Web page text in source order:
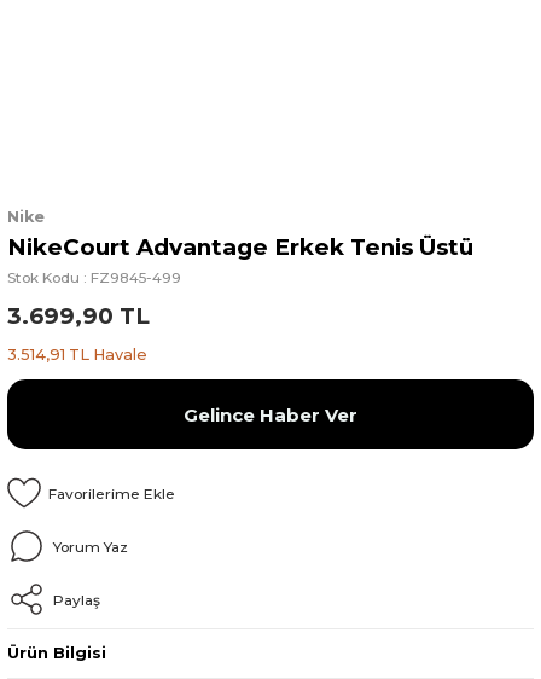
Nike
NikeCourt Advantage Erkek Tenis Üstü
Stok Kodu : FZ9845-499
3.699,90 TL
3.514,91 TL Havale
Gelince Haber Ver
Yorum Yaz
Paylaş
Ürün Bilgisi